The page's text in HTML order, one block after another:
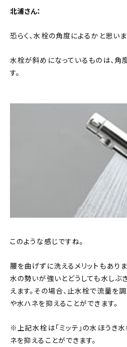
北浦さん：
恐らく、水栓の角度によるかと思いま
水栓が斜めになっているものは、
す。
このような感じですね。
腰を曲げずに洗えるメリットもあり
水の勢いが強いとどうしても水しぶ
えます。その場合、止水栓で流量を
や水ハネを抑えることができます。
※上記水栓は「ミッテ」の水ほうき
ネを抑えることができます。